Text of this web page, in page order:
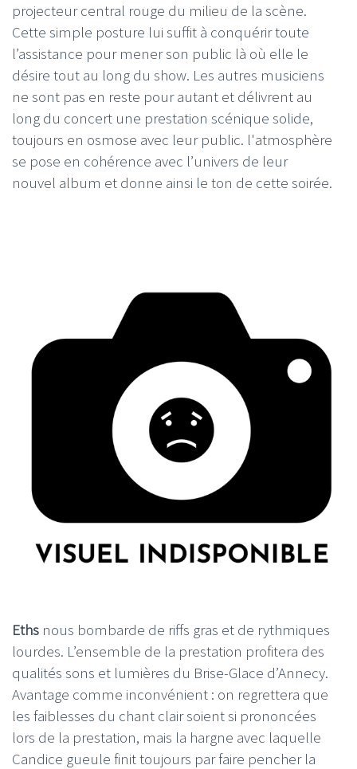
projecteur central rouge du milieu de la scène.
Cette simple posture lui suffit à conquérir toute
l’assistance pour mener son public là où elle le
désire tout au long du show. Les autres musiciens
ne sont pas en reste pour autant et délivrent au
long du concert une prestation scénique solide,
toujours en osmose avec leur public. l'atmosphère
se pose en cohérence avec l’univers de leur
nouvel album et donne ainsi le ton de cette soirée.
Eths nous bombarde de riffs gras et de rythmiques
lourdes. L’ensemble de la prestation profitera des
qualités sons et lumières du Brise-Glace d’Annecy.
Avantage comme inconvénient : on regrettera que
les faiblesses du chant clair soient si prononcées
lors de la prestation, mais la hargne avec laquelle
Candice gueule finit toujours par faire pencher la